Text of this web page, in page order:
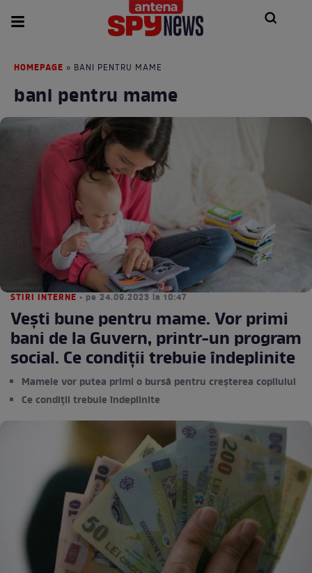
HOMEPAGE » BANI PENTRU MAME
bani pentru mame
STIRI INTERNE • pe 24.09.2023 la 10:47
Vești bune pentru mame. Vor primi
bani de la Guvern, printr-un program
social. Ce condiții trebuie îndeplinite
Mamele vor putea primi o bursă pentru creșterea copilului
Ce condiții trebuie îndeplinite